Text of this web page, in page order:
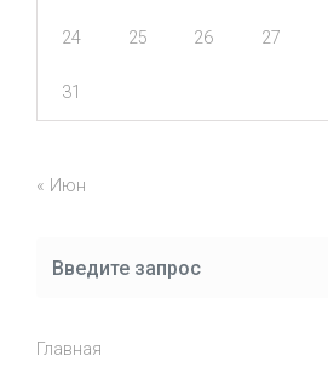
24 25 26 27
31
« Июн
Главная